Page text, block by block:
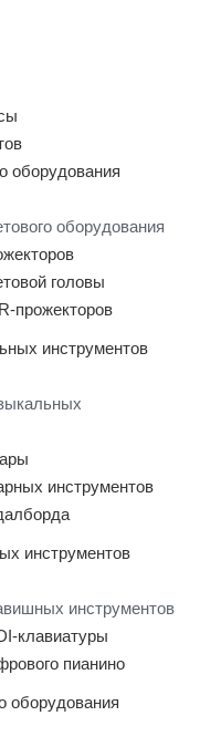
оборудования
оборудования
головы
прожекторов
инструментов
инструментов
инструментов
инструментов
клавиатуры
пианино
оборудования